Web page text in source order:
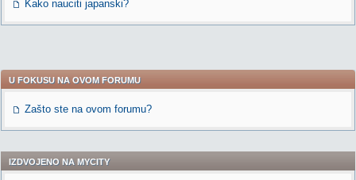
Kako nauciti japanski?
U FOKUSU NA OVOM FORUMU
Zašto ste na ovom forumu?
IZDVOJENO NA MYCITY